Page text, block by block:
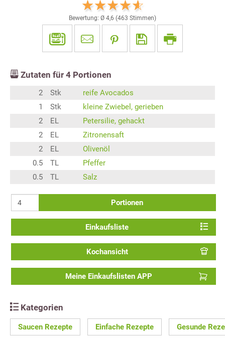
Bewertung: Ø 4,6 (463 Stimmen)
Zutaten für 4 Portionen
2 Stk
reife Avocados
1
Stk
kleine Zwiebel, gerieben
2
EL
Petersilie, gehackt
2
EL
Zitronensaft
2
EL
Olivenöl
0.5
TL
Pfeffer
0.5
TL Salz
Portionen
Einkaufsliste
Kochansicht
Meine Einkaufslisten APP
Kategorien
Saucen Rezepte Einfache Rezepte Gesunde